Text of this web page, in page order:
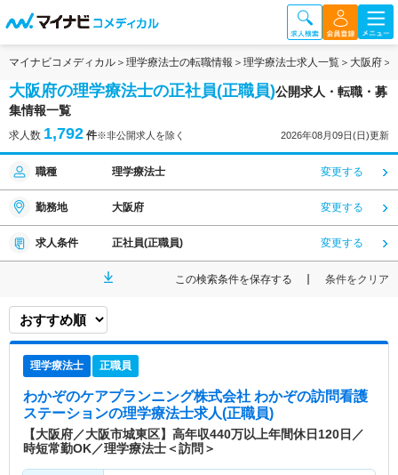
マイナビコメディカル 理学療法士の転職情報 理学療法士求人一覧 大阪府
大阪府の理学療法士の正社員(正職員)公開求人・転職・募
集情報一覧
求人数 1,792 件※非公開求人を除く 2026年08月09日(日)更新
職種 理学療法士 変更する
勤務地 大阪府 変更する
求人条件 正社員(正職員) 変更する
この検索条件を保存する 条件をクリア
理学療法士 正職員
わかぞのケアプランニング株式会社 わかぞの訪問看護
ステーションの理学療法士求人(正職員)
【大阪府／大阪市城東区】高年収440万以上年間休日120日／
時短常勤OK／理学療法士＜訪問＞